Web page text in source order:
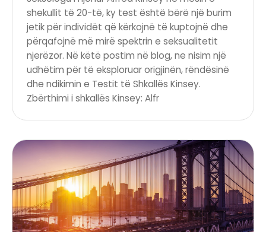
shekullit të 20-të, ky test është bërë një burim
jetik për individët që kërkojnë të kuptojnë dhe
përqafojnë më mirë spektrin e seksualitetit
njerëzor. Në këtë postim në blog, ne nisim një
udhëtim për të eksploruar origjinën, rëndësinë
dhe ndikimin e Testit të Shkallës Kinsey.
Zbërthimi i shkallës Kinsey: Alfr